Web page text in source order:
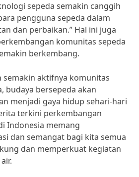
sepeda semakin canggih
pengguna sepeda dalam
dan perbaikan.” Hal ini juga
komunitas sepeda
berkembang.
semakin aktifnya komunitas
budaya bersepeda akan
menjadi gaya hidup sehari-hari
terkini perkembangan
Indonesia memang
dan semangat bagi kita semua
dan memperkuat kegiatan